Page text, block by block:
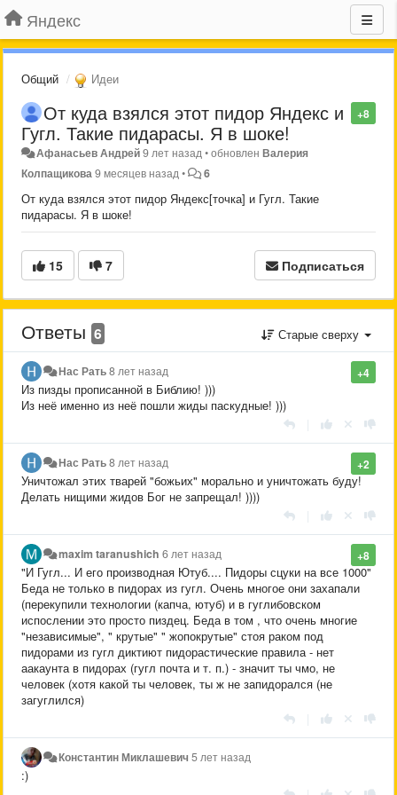
Яндекс
Общий Идеи
+8
От куда взялся этот пидор Яндекс и
Гугл. Такие пидарасы. Я в шоке!
Афанасьев Андрей9 лет назад •обновленВалерия
Колпащикова 9 месяцев назад • 6
От куда взялся этот пидор Яндекс[точка] и Гугл. Такие
пидарасы. Я в шоке!
15 7 Подписаться
Ответы 6 Старые сверху
+4
Нас Рать8 лет назад
Из пизды прописанной в Библию! )))
Из неё именно из неё пошли жиды паскудные! )))
+2
Нас Рать8 лет назад
Уничтожал этих тварей "божьих" морально и уничтожать буду!
Делать нищими жидов Бог не запрещал! ))))
+8
maxim taranushich 6 лет назад
"И Гугл... И его производная Ютуб.... Пидоры сцуки на все 1000"
Беда не только в пидорах из гугл. Очень многое они захапали
(перекупили технологии (капча, ютуб) и в гуглибовском
испослении это просто пиздец. Беда в том , что очень многие
"независимые", " крутые" " жопокрутые" стоя раком под
пидорами из гугл диктиют пидорастические правила - нет
аакаунта в пидорах (гугл почта и т. п.) - значит ты чмо, не
человек (хотя какой ты человек, ты ж не запидорался (не
загуглился)
Константин Миклашевич 5 лет назад
:)